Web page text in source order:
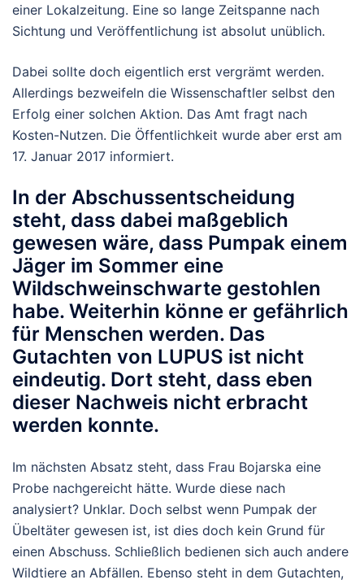
einer Lokalzeitung. Eine so lange Zeitspanne nach
Sichtung und Veröffentlichung ist absolut unüblich.
Dabei sollte doch eigentlich erst vergrämt werden.
Allerdings bezweifeln die Wissenschaftler selbst den
Erfolg einer solchen Aktion. Das Amt fragt nach
Kosten-Nutzen. Die Öffentlichkeit wurde aber erst am
17. Januar 2017 informiert.
In der Abschussentscheidung
steht, dass dabei maßgeblich
gewesen wäre, dass Pumpak einem
Jäger im Sommer eine
Wildschweinschwarte gestohlen
habe. Weiterhin könne er gefährlich
für Menschen werden. Das
Gutachten von LUPUS ist nicht
eindeutig. Dort steht, dass eben
dieser Nachweis nicht erbracht
werden konnte.
Im nächsten Absatz steht, dass Frau Bojarska eine
Probe nachgereicht hätte. Wurde diese nach
analysiert? Unklar. Doch selbst wenn Pumpak der
Übeltäter gewesen ist, ist dies doch kein Grund für
einen Abschuss. Schließlich bedienen sich auch andere
Wildtiere an Abfällen. Ebenso steht in dem Gutachten,